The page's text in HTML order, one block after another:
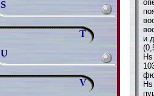
S
T
U
V
и